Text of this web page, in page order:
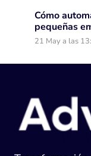
Cómo
pequeñas
21 May a las